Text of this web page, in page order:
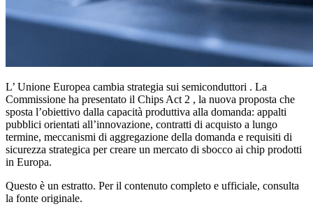
L’ Unione Europea cambia strategia sui semiconduttori . La
Commissione ha presentato il Chips Act 2 , la nuova proposta che
sposta l’obiettivo dalla capacità produttiva alla domanda: appalti
pubblici orientati all’innovazione, contratti di acquisto a lungo
termine, meccanismi di aggregazione della domanda e requisiti di
sicurezza strategica per creare un mercato di sbocco ai chip prodotti
in Europa.
Questo è un estratto. Per il contenuto completo e ufficiale, consulta
la fonte originale.